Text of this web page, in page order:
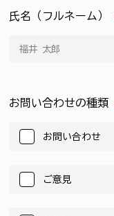
氏名（フルネーム）
お問い合わせの種類
お問い合わせ
ご意見